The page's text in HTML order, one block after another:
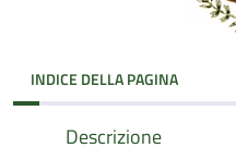
INDICE DELLA PAGINA
Descrizione